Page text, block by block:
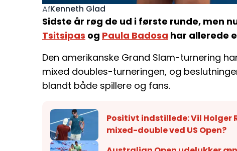
AfKenneth Glad
Sidste år røg de ud i første runde, men
Tsitsipas og Paula Badosa har allerede
Den amerikanske Grand Slam-turnering
mixed doubles-turneringen, og
blandt både spillere og fans.
Positivt indstillede: Vil Holger
mixed-double ved US Open?